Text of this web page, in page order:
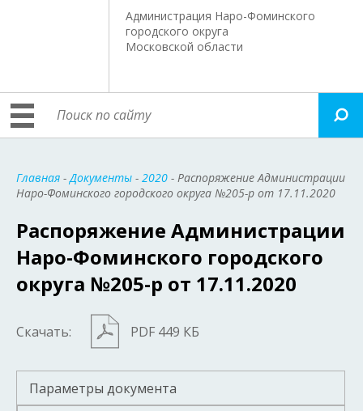
Администрация Наро-Фоминского
городского округа
Московской области
Главная -Документы - 2020 - Распоряжение Администрации
Наро-Фоминского городского округа №205-р от 17.11.2020
Распоряжение Администрации
Наро-Фоминского городского
округа №205-р от 17.11.2020
Скачать: PDF 449 КБ
Параметры документа